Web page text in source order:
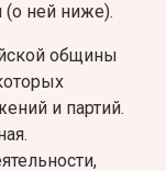
(о ней ниже).
общины
и партий.